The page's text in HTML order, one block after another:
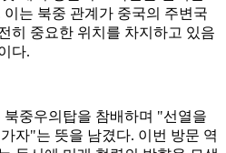
는 북중 관계가 중국의 주변국
히 중요한 위치를 차지하고 있음
다.
북중우의탑을 참배하며 "선열을
자"는 뜻을 남겼다. 이번 방문 역